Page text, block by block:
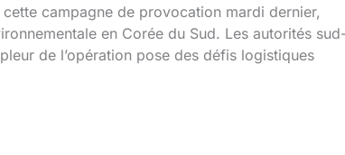
campagne de provocation mardi dernier,
en Corée du Sud. Les autorités sud-
de l’opération pose des défis logistiques